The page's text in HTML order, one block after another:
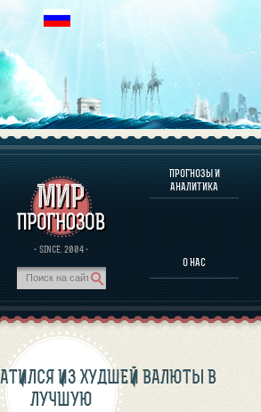
· SINCE. 2004 ·
ПРОГНОЗЫ И
АНАЛИТИКА
О НАС
О ПРОГРАММЕ
ХАРАКТЕРA ЧЕЛОВЕКА
ВЫДАЮЩИХСЯ ЛИЧНОСТЕЙ
О ПРОГРАММЕ
ПРОГНОЗЫ И АНАЛИТИКА
ИЗ ХУДШЕЙ ВАЛЮТЫ В
ЛУЧШУЮ